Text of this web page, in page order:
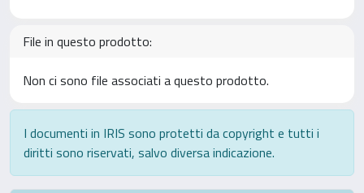
File in questo prodotto:
Non ci sono file associati a questo prodotto.
I documenti in IRIS sono protetti da copyright e tutti i
diritti sono riservati, salvo diversa indicazione.